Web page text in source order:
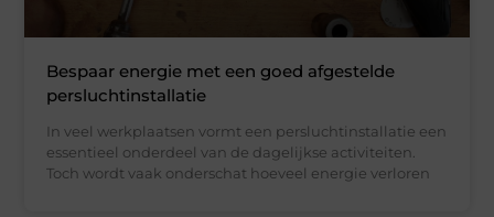
Bespaar energie met een goed afgestelde
persluchtinstallatie
In veel werkplaatsen vormt een persluchtinstallatie een
essentieel onderdeel van de dagelijkse activiteiten.
Toch wordt vaak onderschat hoeveel energie verloren